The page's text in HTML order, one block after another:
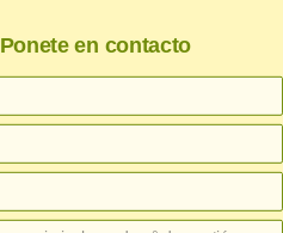
Ponete en contacto